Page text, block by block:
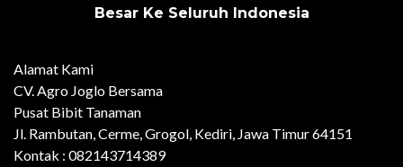
Besar Ke Seluruh Indonesia
Alamat Kami
CV. Agro Joglo Bersama
Pusat Bibit Tanaman
Jl. Rambutan, Cerme, Grogol, Kediri, Jawa Timur 64151
Kontak : 082143714389